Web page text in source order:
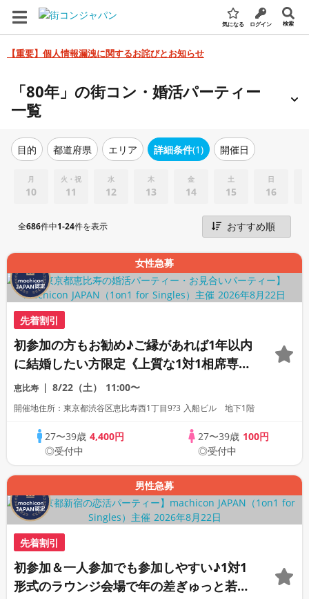
気になる ログイン 検索
【重要】個人情報漏洩に関するお詫びとお知らせ
「80年」の街コン・婚活パーティー
一覧
目的 都道府県 エリア 詳細条件(1) 開催日
月
10
火・祝
11
水
12
木
13
金
14
土
15
日
16
全686件中1-24件を表示
女性急募
先着割引
初参加の方もお勧め♪ご縁があれば1年以内
に結婚したい方限定《上質な1対1相席専用
会場》《全席半個室》《飲み放題付き》
《machicon JAPAN主催の婚活》
恵比寿 8/22（土） 11:00〜
開催地住所：東京都渋谷区恵比寿西1丁目9?3 入船ビル 地下1階
27〜39歳4,400円
◎受付中
27〜39歳 100円
◎受付中
男性急募
先着割引
初参加＆一人参加でも参加しやすい♪1対1
形式のラウンジ会場で年の差ぎゅっと若め